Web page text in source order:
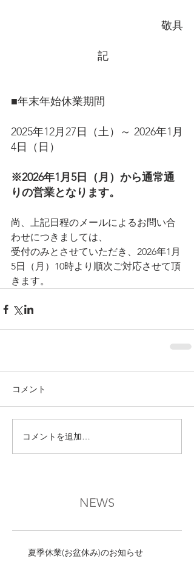
    敬具
    記
■年末年始休業期間
2025年12月27日（土）～ 2026年1月
4日（日）
※2026年1月5日（月）から通常通
りの営業となります。
尚、上記日程のメールによるお問い合
わせにつきましては、
受付のみとさせていただき、2026年1月
5日（月）10時より順次ご対応させて頂
きます。
コメント
コメントを追加…
NEWS
夏季休業(お盆休み)のお知らせ